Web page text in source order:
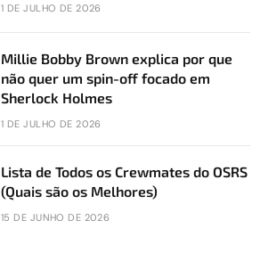
1 DE JULHO DE 2026
Millie Bobby Brown explica por que
não quer um spin-off focado em
Sherlock Holmes
1 DE JULHO DE 2026
Lista de Todos os Crewmates do OSRS
(Quais são os Melhores)
15 DE JUNHO DE 2026